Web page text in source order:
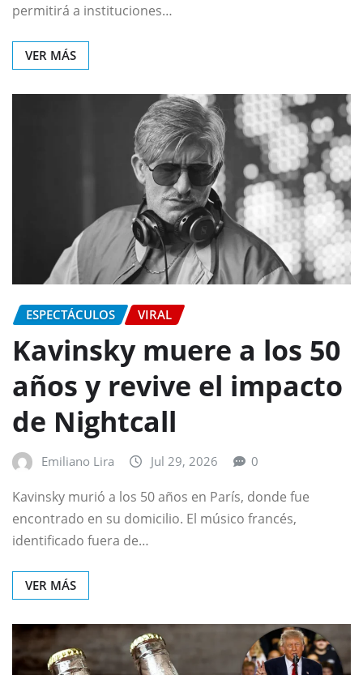
permitirá a instituciones…
VER MÁS
ESPECTÁCULOS VIRAL
Kavinsky muere a los 50
años y revive el impacto
de Nightcall
Emiliano Lira Jul 29, 2026 0
Kavinsky murió a los 50 años en París, donde fue
encontrado en su domicilio. El músico francés,
identificado fuera de…
VER MÁS